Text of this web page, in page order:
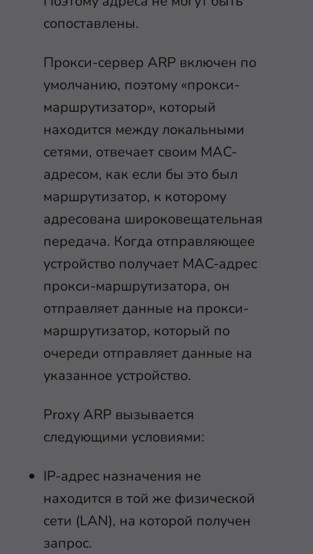
сопоставлены.
Прокси-сервер ARP включен по
умолчанию, поэтому «прокси-
маршрутизатор», который
находится между локальными
сетями, отвечает своим MAC-
адресом, как если бы это был
маршрутизатор, к которому
адресована широковещательная
передача. Когда отправляющее
устройство получает MAC-адрес
прокси-маршрутизатора, он
отправляет данные на прокси-
маршрутизатор, который по
очереди отправляет данные на
указанное устройство.
Proxy ARP вызывается
следующими условиями:
IP-адрес назначения не
находится в той же физической
сети (LAN), на которой получен
запрос.